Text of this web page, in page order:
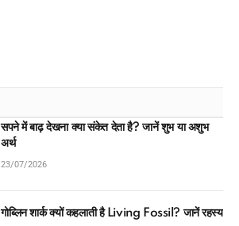
सपने में बाढ़ देखना क्या संकेत देता है? जानें शुभ या अशुभ
अर्थ
23/07/2026
गोब्लिन शार्क क्यों कहलाती है Living Fossil? जानें रहस्य